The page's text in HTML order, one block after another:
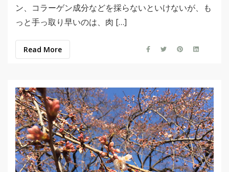
ン、コラーゲン成分などを採らないといけないが、も
っと手っ取り早いのは、肉 […]
Read More